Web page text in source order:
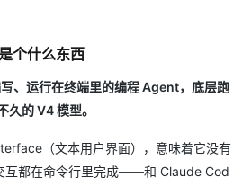
个什么东西
、运行在终端里的编程 Agent，底层跑
久的 V4 模型。
（文本用户界面），意味着它没有
互都在命令行里完成——和 Claude Cod